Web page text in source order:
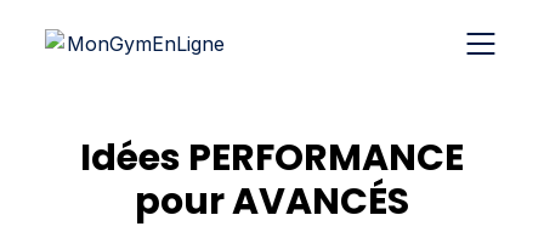
Idées PERFORMANCE
pourAVANCÉS